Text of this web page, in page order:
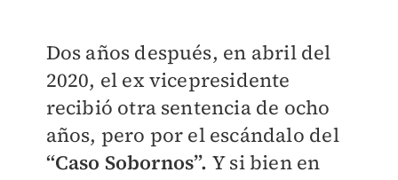
Dos años después, en abril del
2020, el ex vicepresidente
recibió otra sentencia de ocho
años, pero por el escándalo del
“Caso Sobornos”. Y si bien en